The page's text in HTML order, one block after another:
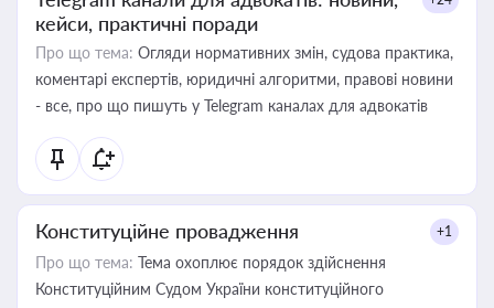
кейси, практичні поради
Про що тема: Огляди нормативних змін, судова практика,
коментарі експертів, юридичні алгоритми, правові новини
- все, про що пишуть у Telegram каналах для адвокатів
Конституційне провадження +1
Про що тема: Тема охоплює порядок здійснення
Конституційним Судом України конституційного